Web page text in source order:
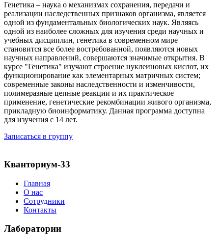
Генетика – наука о механизмах сохранения, передачи и
реализации наследственных признаков организма, является
одной из фундаментальных биологических наук. Являясь
одной из наиболее сложных для изучения среди научных и
учебных дисциплин, генетика в современном мире
становится все более востребованной, появляются новых
научных направлений, совершаются значимые открытия. В
курсе "Генетика" изучают строение нуклеиновых кислот, их
функционирование как элементарных матричных систем;
современные законы наследственности и изменчивости,
полимеразные цепные реакции и их практическое
применение, генетические рекомбинации живого организма,
прикладную биоинформатику. Данная программа доступна
для изучения с 14 лет.
Записаться в группу
Кванториум-33
Главная
О нас
Сотрудники
Контакты
Лаборатории